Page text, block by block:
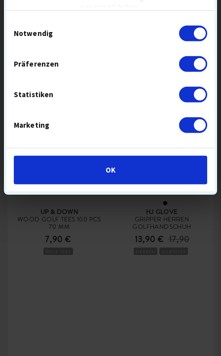
Notwendig
Präferenzen
Statistiken
Marketing
OK
GOLF GEAR
CLUB CLEANER PRO
15,90 €
OUT OF BOUNDS
UP & DOWN
WOOD GOLF TEES 100 PCS
70 MM
7,90 €
-20%
HJ GLOVE
GRIPPER HERREN
GOLFHANDSCHUH
13,90 € 17,90